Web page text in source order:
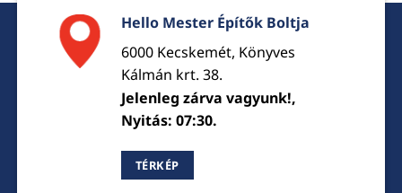
Hello Mester Építők Boltja
6000 Kecskemét, Könyves
Kálmán krt. 38.
Jelenleg zárva vagyunk!,
Nyitás: 07:30.
TÉRKÉP